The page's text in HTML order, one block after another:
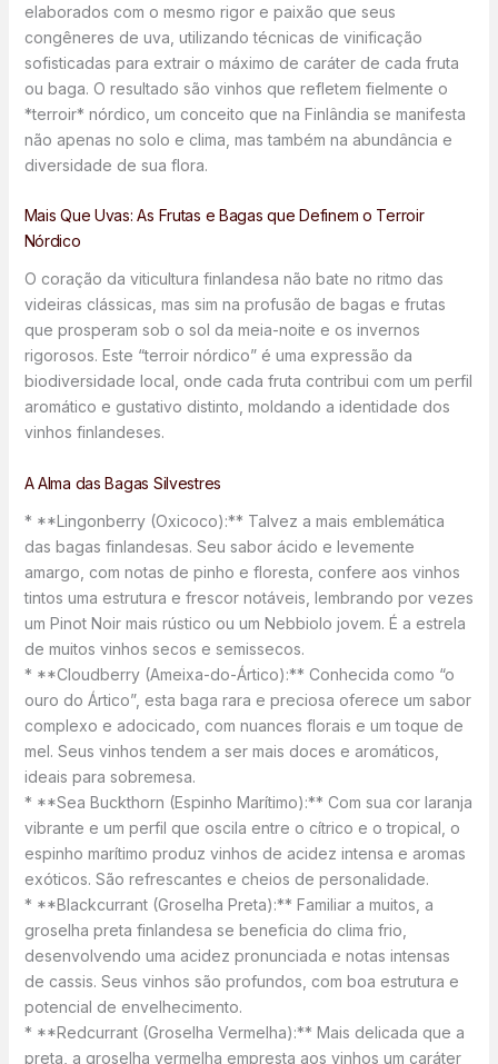
elaborados com o mesmo rigor e paixão que seus
congêneres de uva, utilizando técnicas de vinificação
sofisticadas para extrair o máximo de caráter de cada fruta
ou baga. O resultado são vinhos que refletem fielmente o
*terroir* nórdico, um conceito que na Finlândia se manifesta
não apenas no solo e clima, mas também na abundância e
diversidade de sua flora.
Mais Que Uvas: As Frutas e Bagas que Definem o Terroir
Nórdico
O coração da viticultura finlandesa não bate no ritmo das
videiras clássicas, mas sim na profusão de bagas e frutas
que prosperam sob o sol da meia-noite e os invernos
rigorosos. Este “terroir nórdico” é uma expressão da
biodiversidade local, onde cada fruta contribui com um perfil
aromático e gustativo distinto, moldando a identidade dos
vinhos finlandeses.
A Alma das Bagas Silvestres
* **Lingonberry (Oxicoco):** Talvez a mais emblemática
das bagas finlandesas. Seu sabor ácido e levemente
amargo, com notas de pinho e floresta, confere aos vinhos
tintos uma estrutura e frescor notáveis, lembrando por vezes
um Pinot Noir mais rústico ou um Nebbiolo jovem. É a estrela
de muitos vinhos secos e semissecos.
* **Cloudberry (Ameixa-do-Ártico):** Conhecida como “o
ouro do Ártico”, esta baga rara e preciosa oferece um sabor
complexo e adocicado, com nuances florais e um toque de
mel. Seus vinhos tendem a ser mais doces e aromáticos,
ideais para sobremesa.
* **Sea Buckthorn (Espinho Marítimo):** Com sua cor laranja
vibrante e um perfil que oscila entre o cítrico e o tropical, o
espinho marítimo produz vinhos de acidez intensa e aromas
exóticos. São refrescantes e cheios de personalidade.
* **Blackcurrant (Groselha Preta):** Familiar a muitos, a
groselha preta finlandesa se beneficia do clima frio,
desenvolvendo uma acidez pronunciada e notas intensas
de cassis. Seus vinhos são profundos, com boa estrutura e
potencial de envelhecimento.
* **Redcurrant (Groselha Vermelha):** Mais delicada que a
preta, a groselha vermelha empresta aos vinhos um caráter